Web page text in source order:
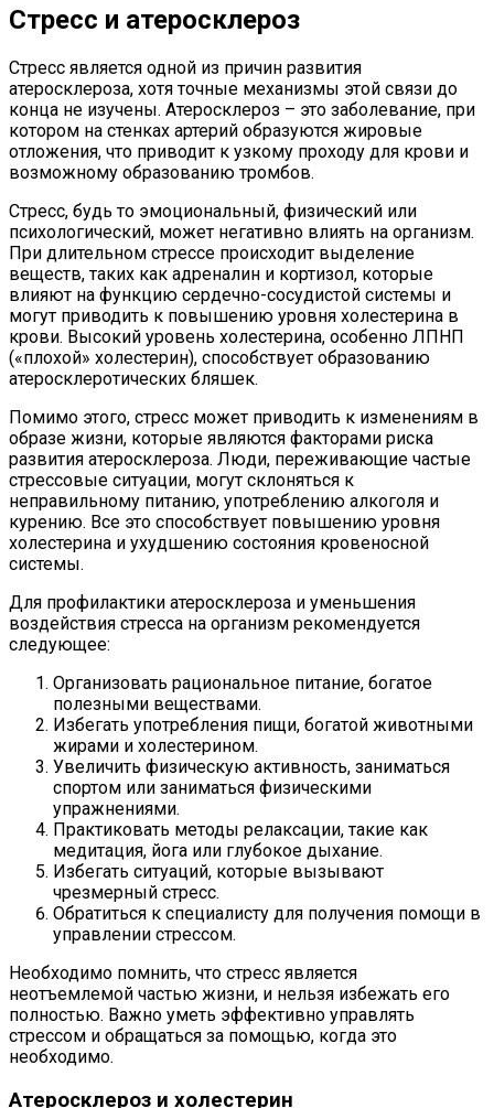
Стресс и атеросклероз
Стресс является одной из причин развития
атеросклероза, хотя точные механизмы этой связи до
конца не изучены. Атеросклероз – это заболевание, при
котором на стенках артерий образуются жировые
отложения, что приводит к узкому проходу для крови и
возможному образованию тромбов.
Стресс, будь то эмоциональный, физический или
психологический, может негативно влиять на организм.
При длительном стрессе происходит выделение
веществ, таких как адреналин и кортизол, которые
влияют на функцию сердечно-сосудистой системы и
могут приводить к повышению уровня холестерина в
крови. Высокий уровень холестерина, особенно ЛПНП
(«плохой» холестерин), способствует образованию
атеросклеротических бляшек.
Помимо этого, стресс может приводить к изменениям в
образе жизни, которые являются факторами риска
развития атеросклероза. Люди, переживающие частые
стрессовые ситуации, могут склоняться к
неправильному питанию, употреблению алкоголя и
курению. Все это способствует повышению уровня
холестерина и ухудшению состояния кровеносной
системы.
Для профилактики атеросклероза и уменьшения
воздействия стресса на организм рекомендуется
следующее:
Организовать рациональное питание, богатое
полезными веществами.
Избегать употребления пищи, богатой животными
жирами и холестерином.
Увеличить физическую активность, заниматься
спортом или заниматься физическими
упражнениями.
Практиковать методы релаксации, такие как
медитация, йога или глубокое дыхание.
Избегать ситуаций, которые вызывают
чрезмерный стресс.
Обратиться к специалисту для получения помощи в
управлении стрессом.
Необходимо помнить, что стресс является
неотъемлемой частью жизни, и нельзя избежать его
полностью. Важно уметь эффективно управлять
стрессом и обращаться за помощью, когда это
необходимо.
Атеросклероз и холестерин